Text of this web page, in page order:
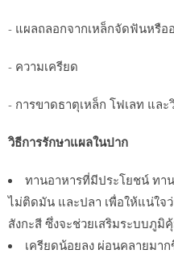
- แผลถลอกจากเหล็กจัดฟันหรือ
- ความเครียด
- การขาดธาตุเหล็ก โฟเลท แล
วิธีการรักษาแผลในปาก
ทานอาหารที่มีประโยชน์ ทา
ไม่ติดมัน และปลา เพื่อให้แน่ใจ
สังกะสี ซึ่งจะช่วยเสริมระบบภูมิ
เครียดน้อยลง ผ่อนคลายมา